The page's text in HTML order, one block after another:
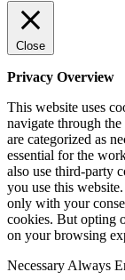
Close
Privacy Overview
This website uses
navigate through
are categorized as
essential for the
also use third-party
you use this
only with your
cookies. But opting
on your browsing
Necessary Always